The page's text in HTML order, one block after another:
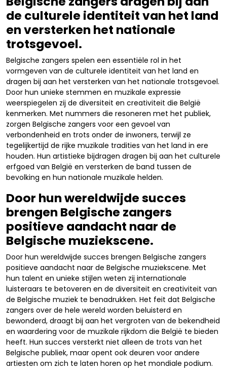
de culturele identiteit van het land
en versterken het nationale
trotsgevoel.
Belgische zangers spelen een essentiële rol in het
vormgeven van de culturele identiteit van het land en
dragen bij aan het versterken van het nationale trotsgevoel.
Door hun unieke stemmen en muzikale expressie
weerspiegelen zij de diversiteit en creativiteit die België
kenmerken. Met nummers die resoneren met het publiek,
zorgen Belgische zangers voor een gevoel van
verbondenheid en trots onder de inwoners, terwijl ze
tegelijkertijd de rijke muzikale tradities van het land in ere
houden. Hun artistieke bijdragen dragen bij aan het culturele
erfgoed van België en versterken de band tussen de
bevolking en hun nationale muzikale helden.
Door hun wereldwijde succes
brengen Belgische zangers
positieve aandacht naar de
Belgische muziekscene.
Door hun wereldwijde succes brengen Belgische zangers
positieve aandacht naar de Belgische muziekscene. Met
hun talent en unieke stijlen weten zij internationale
luisteraars te betoveren en de diversiteit en creativiteit van
de Belgische muziek te benadrukken. Het feit dat Belgische
zangers over de hele wereld worden beluisterd en
bewonderd, draagt bij aan het vergroten van de bekendheid
en waardering voor de muzikale rijkdom die België te bieden
heeft. Hun succes versterkt niet alleen de trots van het
Belgische publiek, maar opent ook deuren voor andere
artiesten om zich te laten horen op het mondiale podium.